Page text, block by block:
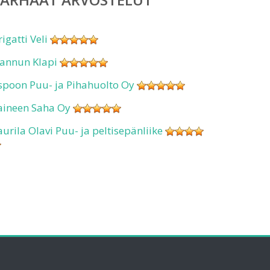
Veli
Klapi
Puu- ja Pihahuolto Oy
Saha Oy
Olavi Puu- ja peltisepänliike